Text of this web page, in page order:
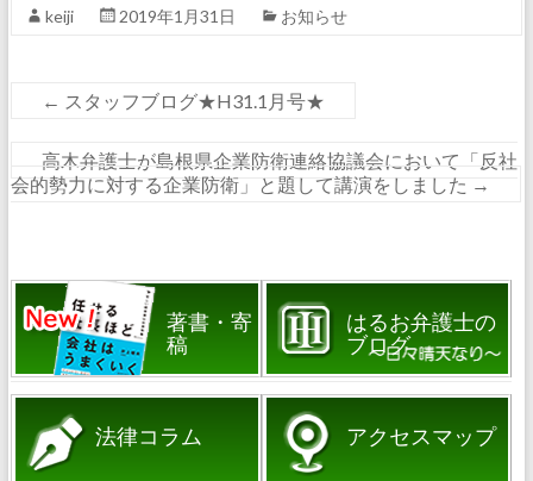
keiji 2019年1月31日 お知らせ
← スタッフブログ★H31.1月号★
高木弁護士が島根県企業防衛連絡協議会において「反社
会的勢力に対する企業防衛」と題して講演をしました →
著書・寄
稿
はるお弁護士の
ブログ
法律コラム アクセスマップ